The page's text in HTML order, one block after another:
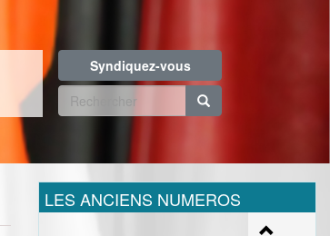
Syndiquez-vous
Formulaire
recherche
LES ANCIENS NUMEROS